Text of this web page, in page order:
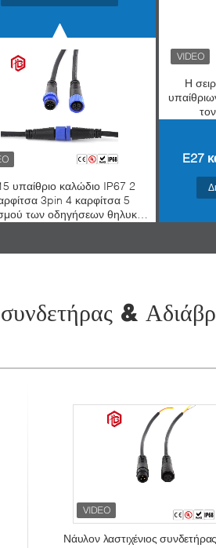
υπαίθριο καλώδιο IP67 2
3pin 4 καρφίτσα 5
των οδηγήσεων θηλυκός
Η
E27
&
Νάυλον λαστιχένιος συνδετήρας